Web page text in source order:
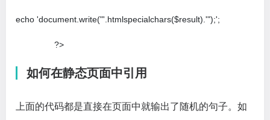
echo 'document.write("'.htmlspecialchars($result).'");';
		?>
如何在静态页面中引用
上面的代码都是直接在页面中就输出了随机的句子。如